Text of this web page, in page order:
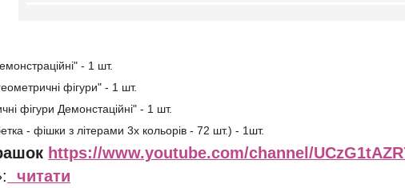
- 1 шт.
фігури" - 1 шт.
фігури Демонстаційні" - 1 шт.
- фішки з літерами 3х кольорів - 72 шт.) - 1шт.
https://www.youtube.com/channel/
читати